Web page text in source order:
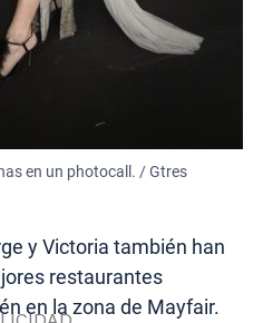
en un photocall. / Gtres
y Victoria también han
restaurantes
en la zona de Mayfair.